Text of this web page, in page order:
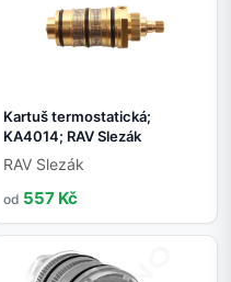
Kartuš termostatická;
KA4014; RAV Slezák
RAV Slezák
od 557 Kč